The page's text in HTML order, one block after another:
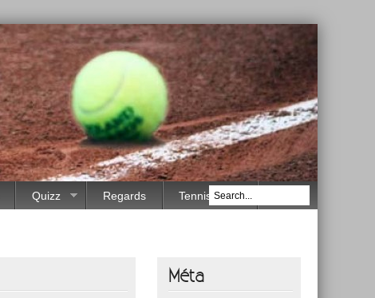
Quizz Regards Tennis Race
Méta